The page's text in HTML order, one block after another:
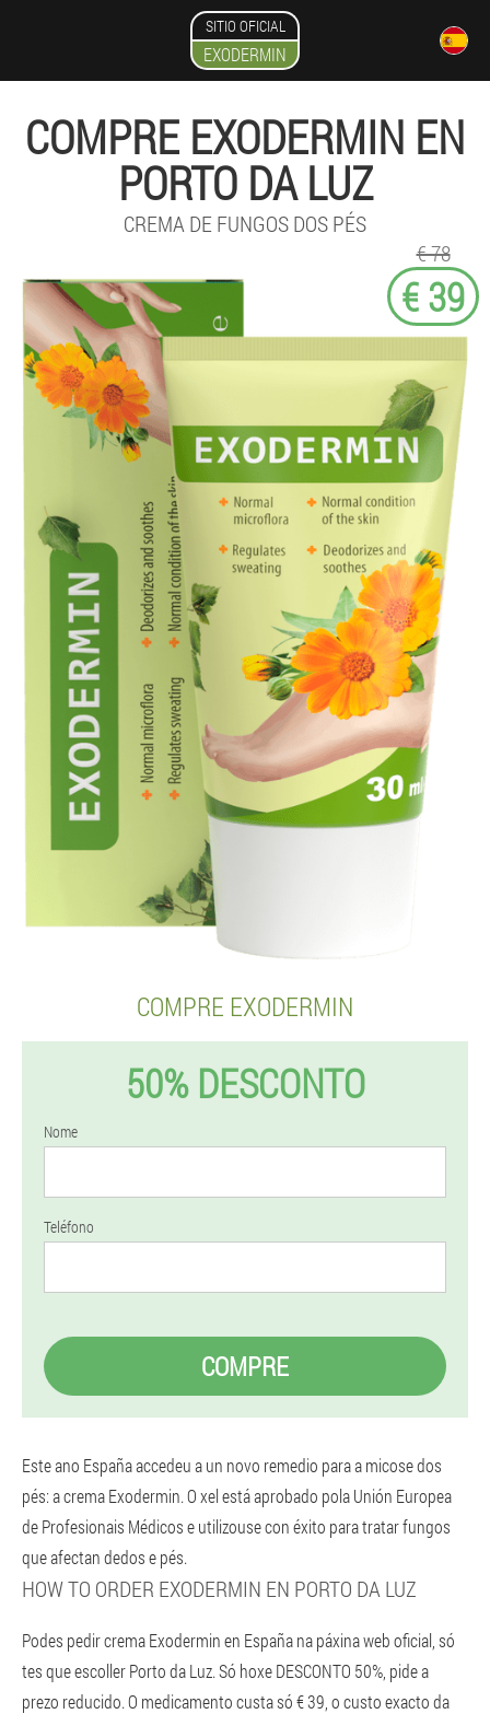
SITIO OFICIAL
EXODERMIN
COMPRE EXODERMIN EN
PORTO DA LUZ
CREMA DE FUNGOS DOS PÉS
€ 78
€ 39
COMPRE EXODERMIN
50% DESCONTO
Nome
Teléfono
COMPRE
Este ano España accedeu a un novo remedio para a micose dos
pés: a crema Exodermin. O xel está aprobado pola Unión Europea
de Profesionais Médicos e utilizouse con éxito para tratar fungos
que afectan dedos e pés.
HOW TO ORDER EXODERMIN EN PORTO DA LUZ
Podes pedir crema Exodermin en España na páxina web oficial, só
tes que escoller Porto da Luz. Só hoxe DESCONTO 50%, pide a
prezo reducido. O medicamento custa só € 39, o custo exacto da